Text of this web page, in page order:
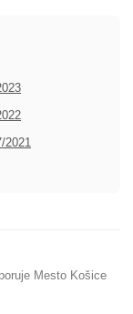
2021
Mesto Košice